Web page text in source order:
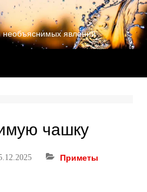
необъяснимых явлений
чашку
Приметы